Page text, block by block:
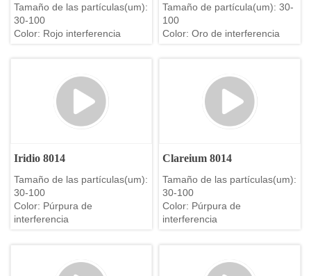
Tamaño de las partículas(um):
30-100
Color: Rojo interferencia
Tamaño de partícula(um): 30-
100
Color: Oro de interferencia
Iridio 8014
Tamaño de las partículas(um):
30-100
Color: Púrpura de
interferencia
Clareium 8014
Tamaño de las partículas(um):
30-100
Color: Púrpura de
interferencia